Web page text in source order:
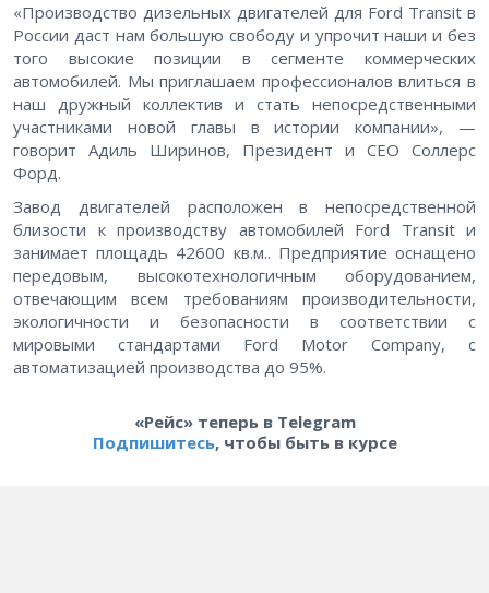
«Производство дизельных двигателей для Ford Transit в
России даст нам большую свободу и упрочит наши и без
того высокие позиции в сегменте коммерческих
автомобилей. Мы приглашаем профессионалов влиться в
наш дружный коллектив и стать непосредственными
участниками новой главы в истории компании», —
говорит Адиль Ширинов, Президент и СЕО Соллерс
Форд.
Завод двигателей расположен в непосредственной
близости к производству автомобилей Ford Transit и
занимает площадь 42600 кв.м.. Предприятие оснащено
передовым, высокотехнологичным оборудованием,
отвечающим всем требованиям производительности,
экологичности и безопасности в соответствии с
мировыми стандартами Ford Motor Company, с
автоматизацией производства до 95%.
«Рейс» теперь в Telegram
Подпишитесь, чтобы быть в курсе